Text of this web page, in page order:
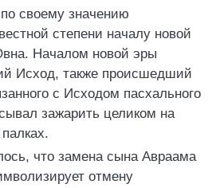
своему значению
степени началу новой
Началом новой эры
Исход, также происшедший
с Исходом пасхального
зажарить целиком на
что замена сына Авраама
отмену